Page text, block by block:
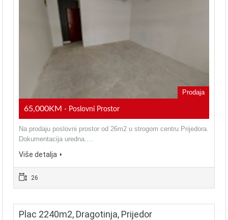
Prodaja
65,000KM - Poslovni Prostor
Na prodaju poslovni prostor od 26m2 u strogom centru Prijedora.
Dokumentacija uredna.…
Više detalja
26
Plac 2240m2, Dragotinja, Prijedor